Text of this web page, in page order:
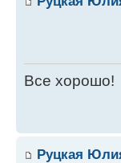
Все хорошо!
Руцкая